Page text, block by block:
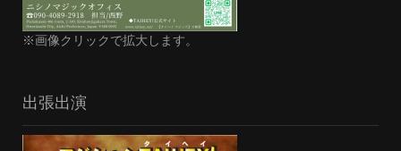
※画像クリックで拡大します。
出張出演